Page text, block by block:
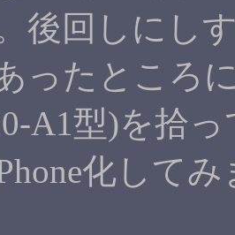
後回しにし
ったところ
A1型)を拾
化して